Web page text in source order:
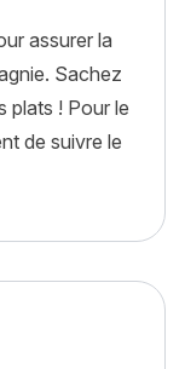
assurer la
Sachez
plats ! Pour le
de suivre le